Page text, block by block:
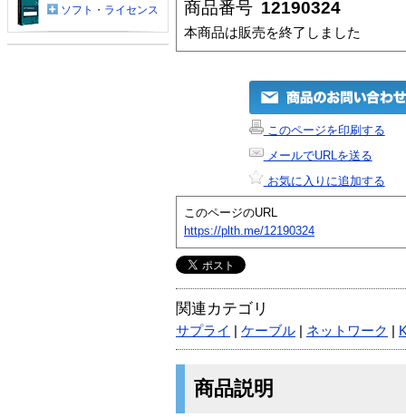
商品番号 12190324
本商品は販売を終了しました
このページを印刷する
メールでURLを送る
お気に入りに追加する
このページのURL
https://plth.me/12190324
関連カテゴリ
サプライ ケーブル ネットワーク
商品説明
ソフト・ライセンス